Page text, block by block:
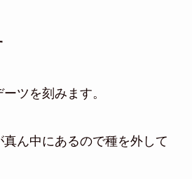
ツを刻みます。
ん中にあるので種を外して